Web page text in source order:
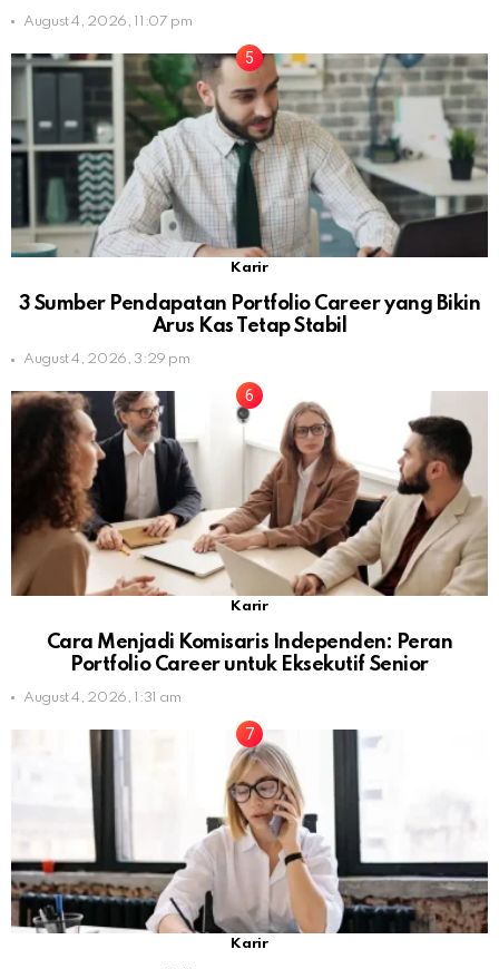
August 4, 2026, 11:07 pm
Karir
3 Sumber Pendapatan Portfolio Career yang Bikin
Arus Kas Tetap Stabil
August 4, 2026, 3:29 pm
Karir
Cara Menjadi Komisaris Independen: Peran
Portfolio Career untuk Eksekutif Senior
August 4, 2026, 1:31 am
Karir